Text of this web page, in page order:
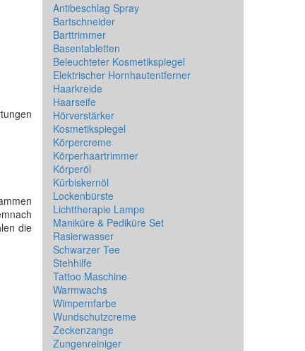
die
Antibeschlag Spray
Bartschneider
Barttrimmer
Basentabletten
Beleuchteter Kosmetikspiegel
Elektrischer Hornhautentferner
Haarkreide
Haarseife
Hörverstärker
Kosmetikspiegel
Körpercreme
Körperhaartrimmer
Körperöl
Kürbiskernöl
Lockenbürste
Lichttherapie Lampe
Maniküre & Pediküre Set
Rasierwasser
Schwarzer Tee
Stehhilfe
Tattoo Maschine
Warmwachs
Wimpernfarbe
Wundschutzcreme
Zeckenzange
Zungenreiniger